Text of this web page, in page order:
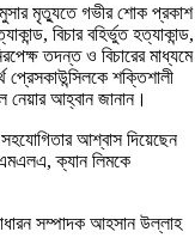
মুসার মৃত্যুতে গভীর শোক প্রকাশ
বিচার বহির্ভুত হত্যাকান্ড,
তদন্ত ও বিচারের মাধ্যমে
শক্তিশালী
নেয়ার আহ্বান জানান।
সহযোগিতার আশ্বাস দিয়েছেন
এমএলএ, ক্যান লিমকে
সম্পাদক আহসান উল্লাহ